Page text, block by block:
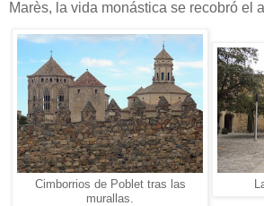
Marès, la vida monástica se recobró el
Cimborrios de Poblet tras las
murallas.